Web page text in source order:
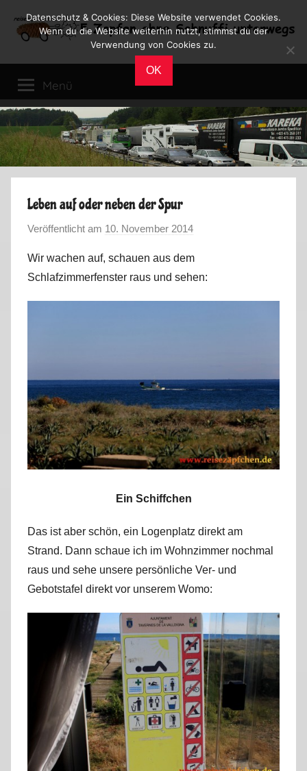
Inhalt
Reiseblog
Leben
im
Wohnmobil
Menü
Leben auf oder neben der Spur
Veröffentlicht am 10. November 2014
n
M
a
Wir wachen auf, schauen aus dem
Schlafzimmerfenster raus und sehen:
Ein Schiffchen
Das ist aber schön, ein Logenplatz direkt am
Strand. Dann schaue ich im Wohnzimmer nochmal
raus und sehe unsere persönliche Ver- und
Gebotstafel direkt vor unserem Womo:
Datenschutz & Cookies: Diese Website verwendet Cookies.
Wenn du die Website weiterhin nutzt, stimmst du der
Verwendung von Cookies zu.
OK